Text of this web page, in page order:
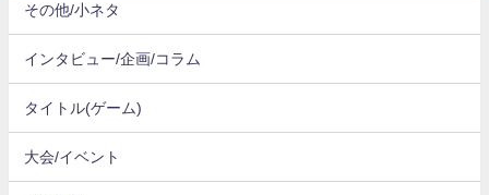
その他/小ネタ
インタビュー/企画/コラム
タイトル(ゲーム)
大会/イベント